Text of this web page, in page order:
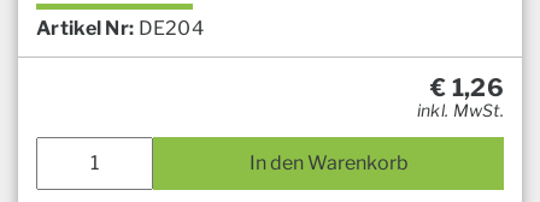
Artikel Nr: DE204
€ 1,26
inkl. MwSt.
In den Warenkorb